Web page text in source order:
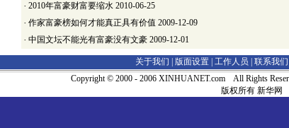
· 2010年富豪财富要缩水 2010-06-25
· 作家富豪榜如何才能真正具有价值 2009-12-09
· 中国文坛不能光有富豪没有文豪 2009-12-01
关于我们 | 版面设置 工作人员 联系我们
Copyright © 2000 - 2006 XINHUANET.com All Rights
版权所有 新华网